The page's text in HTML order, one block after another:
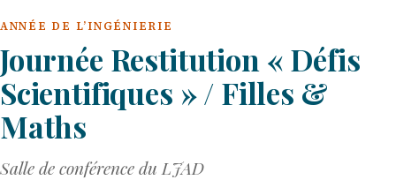
ANNÉE DE L’INGÉNIERIE
Journée Restitution « Défis
Scientifiques » / Filles &
Maths
Salle de conférence du LJAD